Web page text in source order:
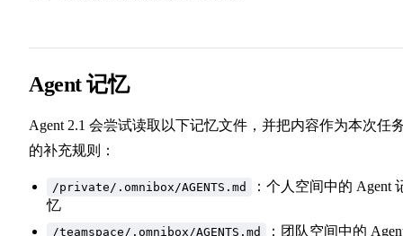
Agent 记忆
Agent 2.1 会尝试读取以下记忆文件，并把内容作为本次任
的补充规则：
/private/.omnibox/AGENTS.md
：个人空间中的 Agent
忆
/teamspace/.omnibox/AGENTS.md
：团队空间中的